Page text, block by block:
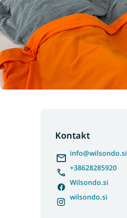
Kontakt
info@wilsondo.si
+38628285920
Wilsondo.si
wilsondo.si